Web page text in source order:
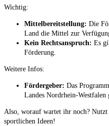
Wich­tig:
Mit­tel­be­reit­stel­lung: Die
Land die Mit­tel zur
Kein Rechts­an­spruch: Es
Förderung.
Wei­te­re Infos:
För­der­ge­ber: Das
Lan­des Nord­rhein-West­fa­len
Also, wor­auf war­tet ihr noch?
sport­li­chen Ideen!